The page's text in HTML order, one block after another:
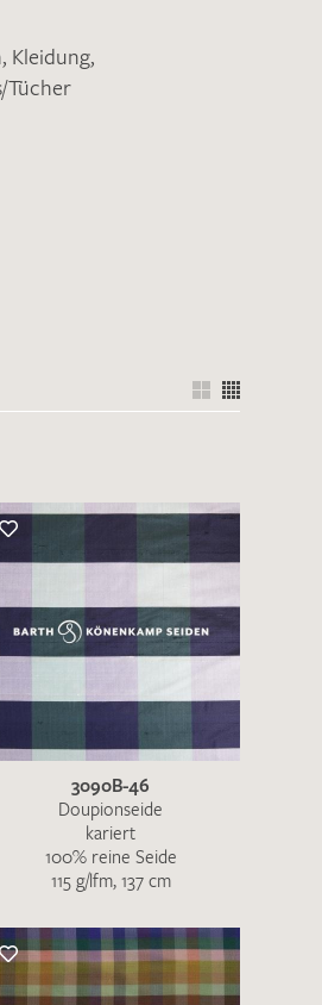
, Kleidung,
Tücher
3090B-46
Doupionseide
kariert
100% reine Seide
115 g/lfm, 137 cm